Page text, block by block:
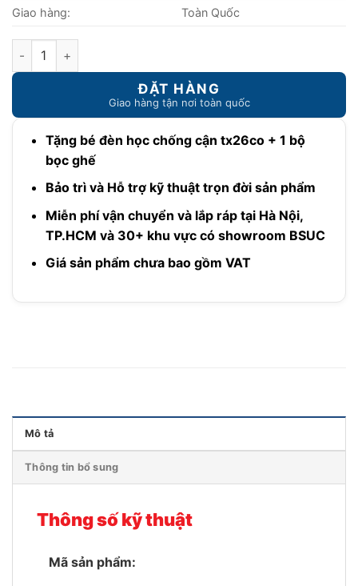
Giao hàng:
Toàn Quốc
Bàn học nâng hạ điện hiện đại A-12001ev1 và ghế DA-829v1
Tặng bé đèn học chống cận tx26co + 1 bộ
bọc ghế
Bảo trì và Hỗ trợ kỹ thuật trọn đời sản phẩm
Miễn phí vận chuyển và lắp ráp tại Hà Nội,
TP.HCM và 30+ khu vực có showroom BSUC
Giá sản phẩm chưa bao gồm VAT
Mô tả
Thông tin bổ sung
Thông số kỹ thuật
Mã sản phẩm: